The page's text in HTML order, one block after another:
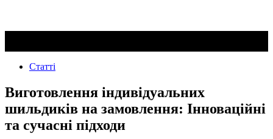
Статті
Виготовлення індивідуальних
шильдиків на замовлення: Інноваційні
та сучасні підходи